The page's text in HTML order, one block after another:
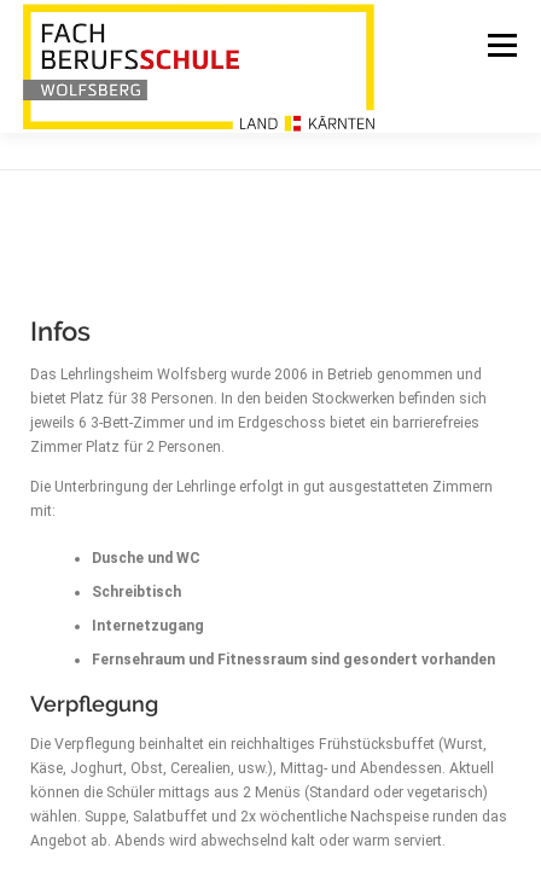
Menü
LEHRLINGSHEIM KONTAKT
Infos
Das Lehrlingsheim Wolfsberg wurde 2006 in Betrieb genommen und
bietet Platz für 38 Personen. In den beiden Stockwerken befinden sich
jeweils 6 3-Bett-Zimmer und im Erdgeschoss bietet ein barrierefreies
Zimmer Platz für 2 Personen.
Die Unterbringung der Lehrlinge erfolgt in gut ausgestatteten Zimmern
mit:
Dusche und WC
Schreibtisch
Internetzugang
Fernsehraum und Fitnessraum sind gesondert vorhanden
Verpflegung
Die Verpflegung beinhaltet ein reichhaltiges Frühstücksbuffet (Wurst,
Käse, Joghurt, Obst, Cerealien, usw.), Mittag- und Abendessen. Aktuell
können die Schüler mittags aus 2 Menüs (Standard oder vegetarisch)
wählen. Suppe, Salatbuffet und 2x wöchentliche Nachspeise runden das
Angebot ab. Abends wird abwechselnd kalt oder warm serviert.